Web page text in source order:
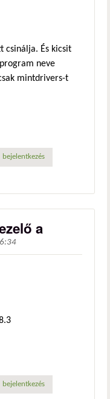
csinálja. És kicsit
neve
mintdrivers-t
bejelentkezés
a
bejelentkezés